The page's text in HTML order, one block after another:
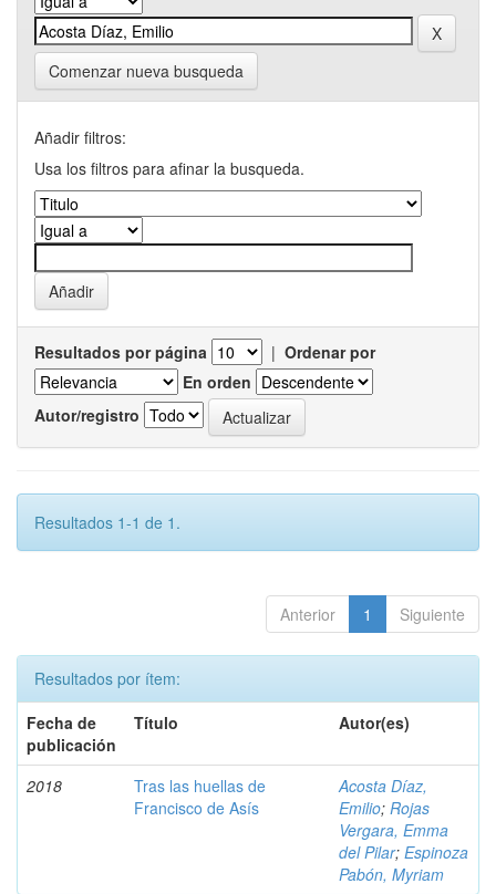
Comenzar nueva busqueda
Añadir filtros:
Usa los filtros para afinar la busqueda.
Resultados por página | Ordenar por
En orden
Autor/registro
Resultados 1-1 de 1.
Anterior 1 Siguiente
Resultados por ítem:
Fecha de
publicación
Título Autor(es)
2018
Tras las huellas de
Francisco de Asís
Acosta Díaz,
Emilio; Rojas
Vergara, Emma
del Pilar; Espinoza
Pabón, Myriam